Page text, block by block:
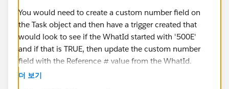
You would need to create a custom number field on
the Task object and then have a trigger created that
would look to see if the WhatId started with '500E'
and if that is TRUE, then update the custom number
field with the Reference # value from the WhatId.
더 보기